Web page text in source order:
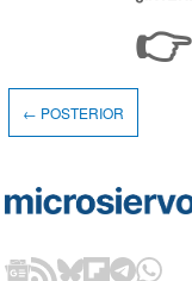
👉
← POSTERIOR